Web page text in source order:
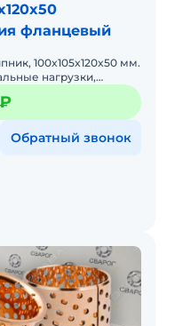
фланцевый
100x105x120x50 мм.
нагрузки,
кольца),
Обратный звонок